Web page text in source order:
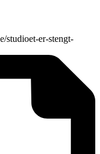
studioet-er-stengt-